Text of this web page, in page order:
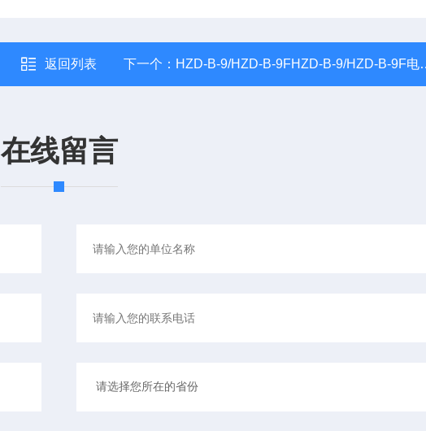
返回列表 下一个： HZD-B-9/HZD-B-9FHZD-B-9/HZD-B-9F电机振动变送器
在线留言